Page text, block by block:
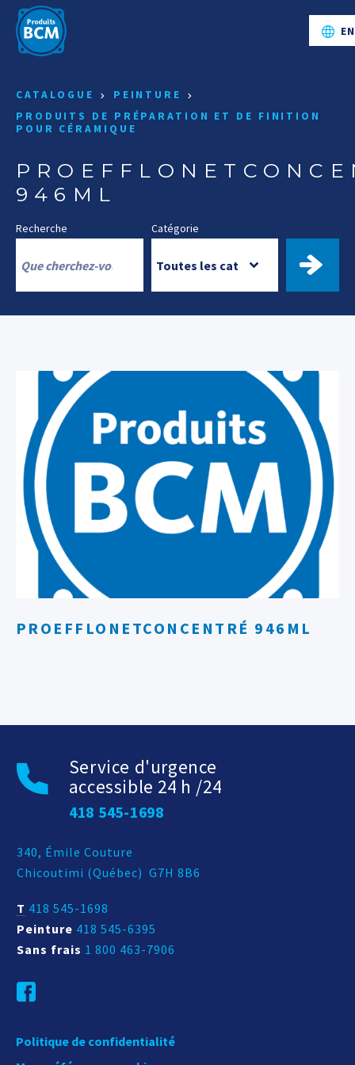
EN
CATALOGUE
PEINTURE
PRODUITS DE PRÉPARATION ET DE FINITION
POUR CÉRAMIQUE
946ML
Recherche Catégorie
PROEFFLONETCONCENTRÉ 946ML
Service d'urgence
accessible 24 h /24
418 545-1698
Adresse postale
340, Émile Couture
Chicoutimi (Québec) G7H 8B6
T 418 545-1698
Peinture 418 545-6395
Sans frais 1 800 463-7906
Politique de confidentialité